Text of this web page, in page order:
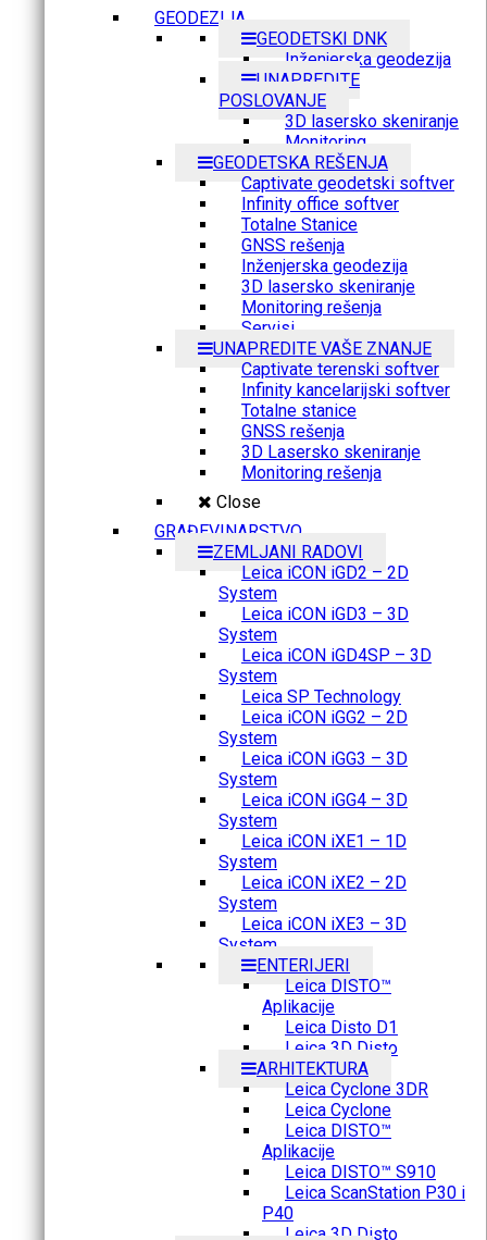
GEODEZIJA
GEODETSKI DNK
Inženjerska geodezija
UNAPREDITE
POSLOVANJE
3D lasersko skeniranje
Monitoring
GEODETSKA REŠENJA
Captivate geodetski softver
Infinity office softver
Totalne Stanice
GNSS rešenja
Inženjerska geodezija
3D lasersko skeniranje
Monitoring rešenja
Servisi
UNAPREDITE VAŠE ZNANJE
Captivate terenski softver
Infinity kancelarijski softver
Totalne stanice
GNSS rešenja
3D Lasersko skeniranje
Monitoring rešenja
Close
GRAĐEVINARSTVO
ZEMLJANI RADOVI
Leica iCON iGD2 – 2D
System
Leica iCON iGD3 – 3D
System
Leica iCON iGD4SP – 3D
System
Leica SP Technology
Leica iCON iGG2 – 2D
System
Leica iCON iGG3 – 3D
System
Leica iCON iGG4 – 3D
System
Leica iCON iXE1 – 1D
System
Leica iCON iXE2 – 2D
System
Leica iCON iXE3 – 3D
System
ENTERIJERI
Leica DISTO™
Aplikacije
Leica Disto D1
Leica 3D Disto
ARHITEKTURA
Leica Cyclone 3DR
Leica Cyclone
Leica DISTO™
Aplikacije
Leica DISTO™ S910
Leica ScanStation P30 i
P40
Leica 3D Disto